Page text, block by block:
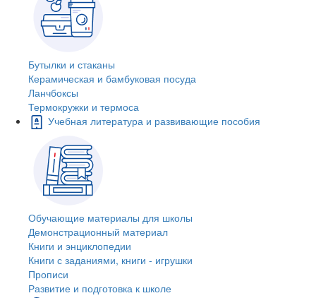
Бутылки и стаканы
Керамическая и бамбуковая посуда
Ланчбоксы
Термокружки и термоса
Учебная литература и развивающие пособия
Обучающие материалы для школы
Демонстрационный материал
Книги и энциклопедии
Книги с заданиями, книги - игрушки
Прописи
Развитие и подготовка к школе